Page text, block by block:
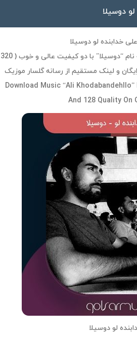
دوسیلا
خدابنده لو دوسیلا
دانلود آهنگ جدید علی خدابنده لو به نام “دوسیلا” با دو کیفیت عالی و خوب ( 320
Download Music “Ali
And 128 Quality On
لو دوسیلا